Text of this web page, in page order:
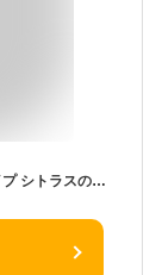
ハミング 【大容量】消臭実感 柔軟剤 汗・脂臭タイプ シトラスの香り つめかえ用 2,530ml